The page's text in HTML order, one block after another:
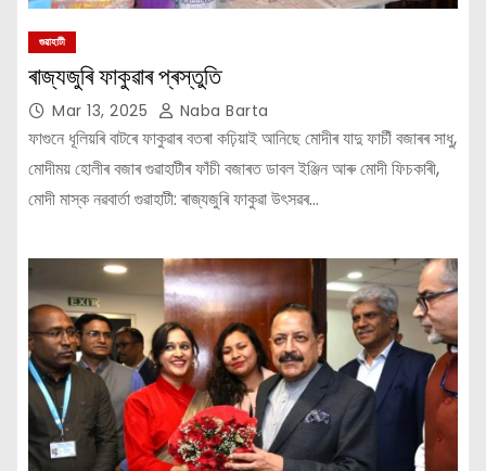
গুৱাহাটী
ৰাজ্যজুৰি ফাকুৱাৰ প্ৰস্তুতি
Mar 13, 2025 Naba Barta
ফাগুনে ধূলিয়ৰি বাটৰে ফাকুৱাৰ বতৰা কঢ়িয়াই আনিছে মোদীৰ যাদু ফাচীঁ বজাৰৰ সাধু,
মোদীময় হোলীৰ বজাৰ গুৱাহাটীৰ ফাঁচী বজাৰত ডাবল ইঞ্জিন আৰু মোদী ফিচকাৰী,
মোদী মাস্ক নৱবার্তা গুৱাহাটী: ৰাজ্যজুৰি ফাকুৱা উৎসৱৰ…